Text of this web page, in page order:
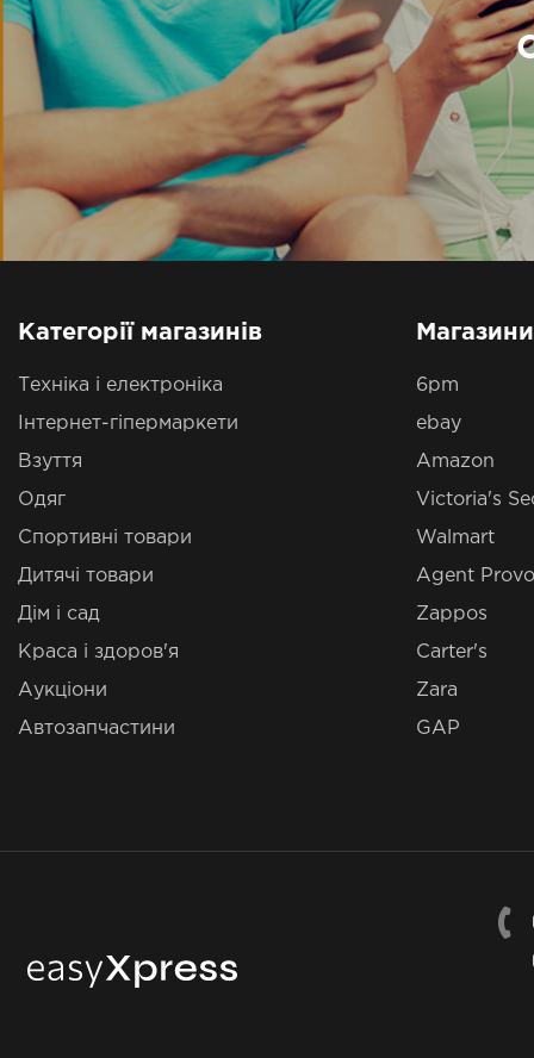
Категорії магазинів
Техніка і електроніка
Інтернет-гіпермаркети
Взуття
Одяг
Спортивні товари
Дитячі товари
Дім і сад
Краса і здоров'я
Аукціони
Автозапчастини
Магазини
6pm
ebay
Amazon
Victoria's
Walmart
Agent
Zappos
Carter's
Zara
GAP